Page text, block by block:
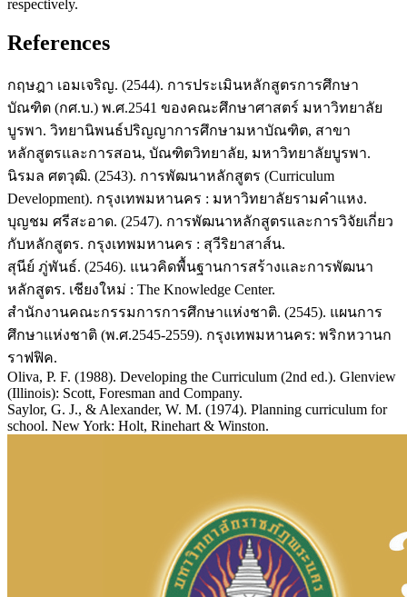
respectively.
References
กฤษฎา เอมเจริญ. (2544). การประเมินหลักสูตรการศึกษา
บัณฑิต (กศ.บ.) พ.ศ.2541 ของคณะศึกษาศาสตร์ มหาวิทยาลัย
บูรพา. วิทยานิพนธ์ปริญญาการศึกษามหาบัณฑิต, สาขา
หลักสูตรและการสอน, บัณฑิตวิทยาลัย, มหาวิทยาลัยบูรพา.
นิรมล ศตวุฒิ. (2543). การพัฒนาหลักสูตร (Curriculum
Development). กรุงเทพมหานคร : มหาวิทยาลัยรามคำแหง.
บุญชม ศรีสะอาด. (2547). การพัฒนาหลักสูตรและการวิจัยเกี่ยว
กับหลักสูตร. กรุงเทพมหานคร : สุวีริยาสาส์น.
สุนีย์ ภู่พันธ์. (2546). แนวคิดพื้นฐานการสร้างและการพัฒนา
หลักสูตร. เชียงใหม่ : The Knowledge Center.
สำนักงานคณะกรรมการการศึกษาแห่งชาติ. (2545). แผนการ
ศึกษาแห่งชาติ (พ.ศ.2545-2559). กรุงเทพมหานคร: พริกหวานก
ราฟฟิค.
Oliva, P. F. (1988). Developing the Curriculum (2nd ed.). Glenview
(Illinois): Scott, Foresman and Company.
Saylor, G. J., & Alexander, W. M. (1974). Planning curriculum for
school. New York: Holt, Rinehart & Winston.